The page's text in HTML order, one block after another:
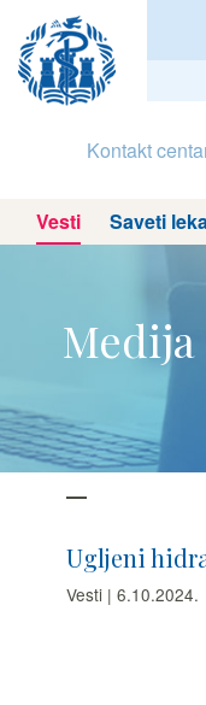
Kontakt
Vesti Saveti
Ugljeni
Vesti | 6.10.2024.